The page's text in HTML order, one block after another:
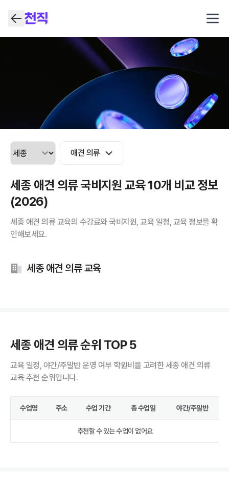
애견 의류
세종 애견 의류 국비지원 교육 10개 비교 정보
(2026)
세종 애견 의류 교육의 수강료와 국비지원, 교육 일정, 교육 정보를 확
인해보세요.
세종 애견 의류 교육
세종 애견 의류 순위 TOP 5
교육 일정, 야간/주말반 운영 여부 학원비를 고려한 세종 애견 의류
교육 추천 순위입니다.
수업명 주소 수업 기간 총 수업일 야간/주말반
추천할 수 있는 수업이 없어요